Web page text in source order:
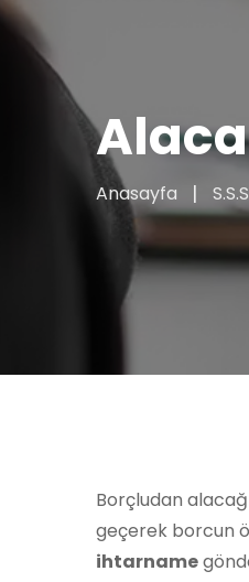
Anasayfa S.S.S
Borçludan
geçerek borcun
ihtarname